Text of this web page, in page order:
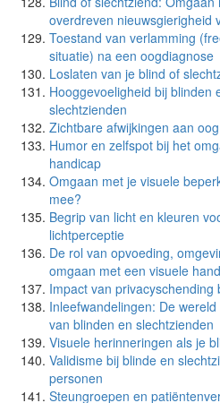
overdreven nieuwsgierigheid
Toestand van verlamming
situatie) na een oogdiagnose
Loslaten van je blind of
Hooggevoeligheid bij blinden
slechtzienden
Zichtbare afwijkingen aan
Humor en zelfspot bij het
handicap
Omgaan met je visuele
mee?
Begrip van licht en kleuren
lichtperceptie
De rol van opvoeding,
omgaan met een visuele
Impact van
Inleefwandelingen: De
van blinden en slechtzienden
Visuele herinneringen als je
Validisme bij blinde en
personen
Steungroepen en